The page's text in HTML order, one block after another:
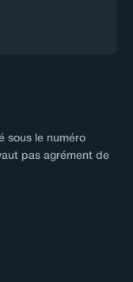
sous le numéro
pas agrément de